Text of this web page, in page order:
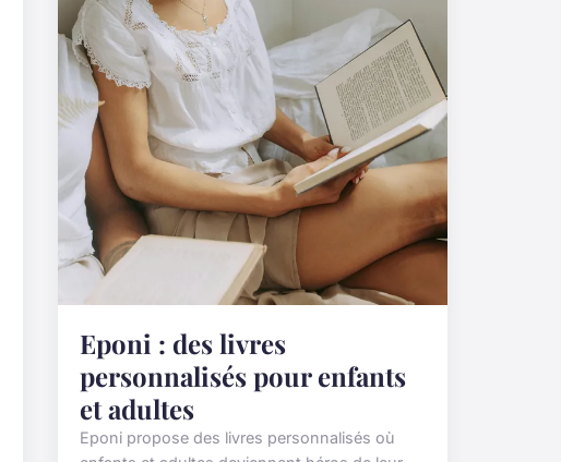
Eponi : des livres
personnalisés pour enfants
et adultes
Eponi propose des livres personnalisés où